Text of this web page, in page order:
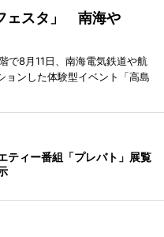
ェスタ」 南海や
で8月11日、南海電気鉄道や航
ョンした体験型イベント「高島
ティー番組「プレバト」展覧